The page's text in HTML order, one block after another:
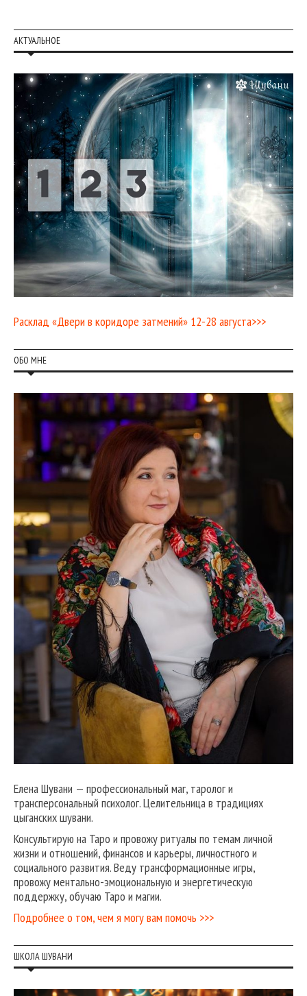
АКТУАЛЬНОЕ
Расклад «Двери в коридоре затмений» 12-28 августа>>>
ОБО МНЕ
Елена Шувани — профессиональный маг, таролог и
трансперсональный психолог. Целительница в традициях
цыганских шувани.
Консультирую на Таро и провожу ритуалы по темам личной
жизни и отношений, финансов и карьеры, личностного и
социального развития. Веду трансформационные игры,
провожу ментально-эмоциональную и энергетическую
поддержку, обучаю Таро и магии.
Подробнее о том, чем я могу вам помочь >>>
ШКОЛА ШУВАНИ